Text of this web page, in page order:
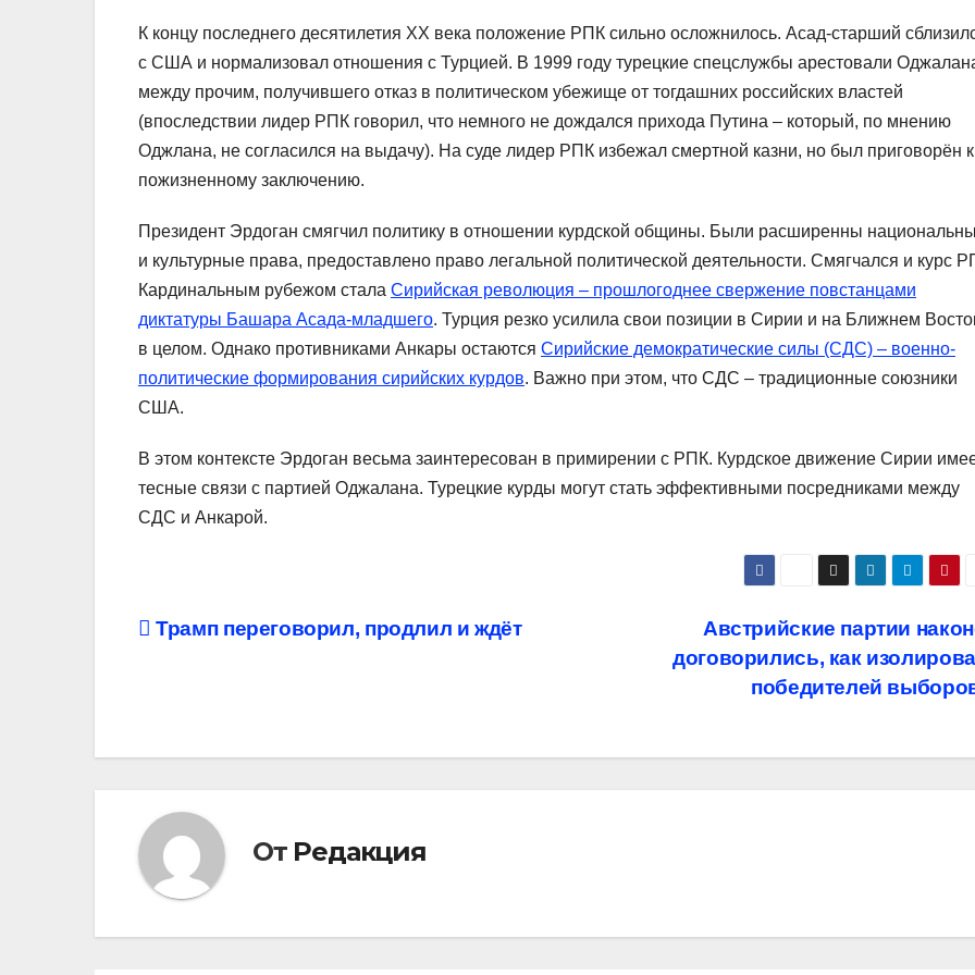
К концу последнего десятилетия XX века положение РПК сильно осложнилось. Асад-старший
с США и нормализовал отношения с Турцией. В 1999 году турецкие спецслужбы арестовали
между прочим, получившего отказ в политическом убежище от тогдашних российских властей
(впоследствии лидер РПК говорил, что немного не дождался прихода Путина – который, по мнению
Оджлана, не согласился на выдачу). На суде лидер РПК избежал смертной казни, но был приговорён к
пожизненному заключению.
Президент Эрдоган смягчил политику в отношении курдской общины. Были расширенны
и культурные права, предоставлено право легальной политической деятельности. Смягчался и курс
Кардинальным рубежом стала Сирийская революция – прошлогоднее свержение повстанцами
диктатуры Башара Асада-младшего. Турция резко усилила свои позиции в Сирии и на Ближнем
в целом. Однако противниками Анкары остаются Сирийские демократические силы (СДС) – военно-
политические формирования сирийских курдов. Важно при этом, что СДС – традиционные союзники
США.
В этом контексте Эрдоган весьма заинтересован в примирении с РПК. Курдское движение Сирии
тесные связи с партией Оджалана. Турецкие курды могут стать эффективными посредниками между
СДС и Анкарой.
Навигация
Австрийские партии
договорились, как
победителей
Трамп переговорил, продлил и ждёт
От Редакция